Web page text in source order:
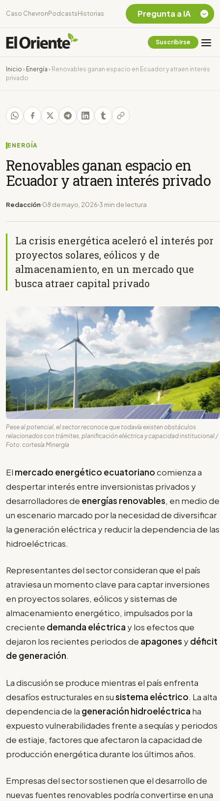
Caso Chevron Podcasts Historias
Suscribirse
Inicio › Energía › Renovables ganan espacio en Ecuador y atraen interés
privado
ENERGÍA
Renovables ganan espacio en
Ecuador y atraen interés privado
Redacción 08 de mayo, 2026 3 min de lectura
La crisis energética aceleró el interés por
proyectos solares, eólicos y de
almacenamiento, en un mercado que
busca atraer capital privado
Pese al potencial, el sector reconoce que todavía existen obstáculos
relacionados con trámites, planificación eléctrica y capacidad institucional /
Foto: cortesía Minergía
El mercado energético ecuatorianocomienza a
despertar interés entre inversionistas privados y
desarrolladores de energías renovables, en medio de
un escenario marcado por la necesidad de diversificar
la generación eléctrica y reducir la dependencia de las
hidroeléctricas.
Representantes del sector consideran que el país
atraviesa un momento clave para captar inversiones
en proyectos solares, eólicos y sistemas de
almacenamiento energético, impulsados por la
creciente demanda eléctrica y los efectos que
dejaron los recientes periodos de apagones ydéficit
de generación.
La discusión se produce mientras el país enfrenta
desafíos estructurales en susistema eléctrico. La alta
dependencia de la generación hidroeléctrica ha
expuesto vulnerabilidades frente a sequías y periodos
de estiaje, factores que afectaron la capacidad de
producción energética durante los últimos años.
Empresas del sector sostienen que el desarrollo de
nuevas fuentes renovables podría convertirse en una
Pregunta a IA
Chevron Ecuador